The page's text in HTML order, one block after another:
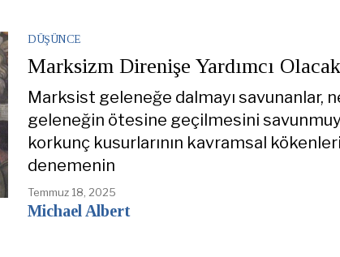
DÜŞÜNCE
Marksizm Direnişe Yardımcı
Marksist geleneğe dalmayı savunanlar,
geleneğin ötesine geçilmesini
korkunç kusurlarının kavramsal
denemenin
Temmuz 18, 2025
Michael Albert